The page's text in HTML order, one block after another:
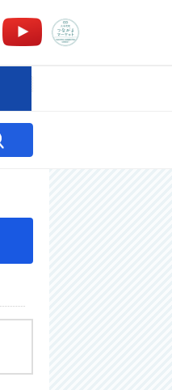
X
八千代町Instagram八千代町YouTube